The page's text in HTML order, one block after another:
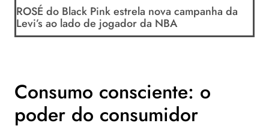
ROSÉ do Black Pink estrela nova campanha da
Levi’s ao lado de jogador da NBA
Consumo consciente: o
poder do consumidor